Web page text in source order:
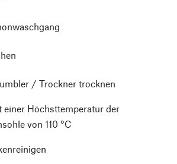
/ Trockner trocknen
einer Höchsttemperatur der
von 110 °C